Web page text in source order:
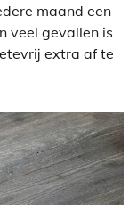
maand een
veel gevallen is
extra af te